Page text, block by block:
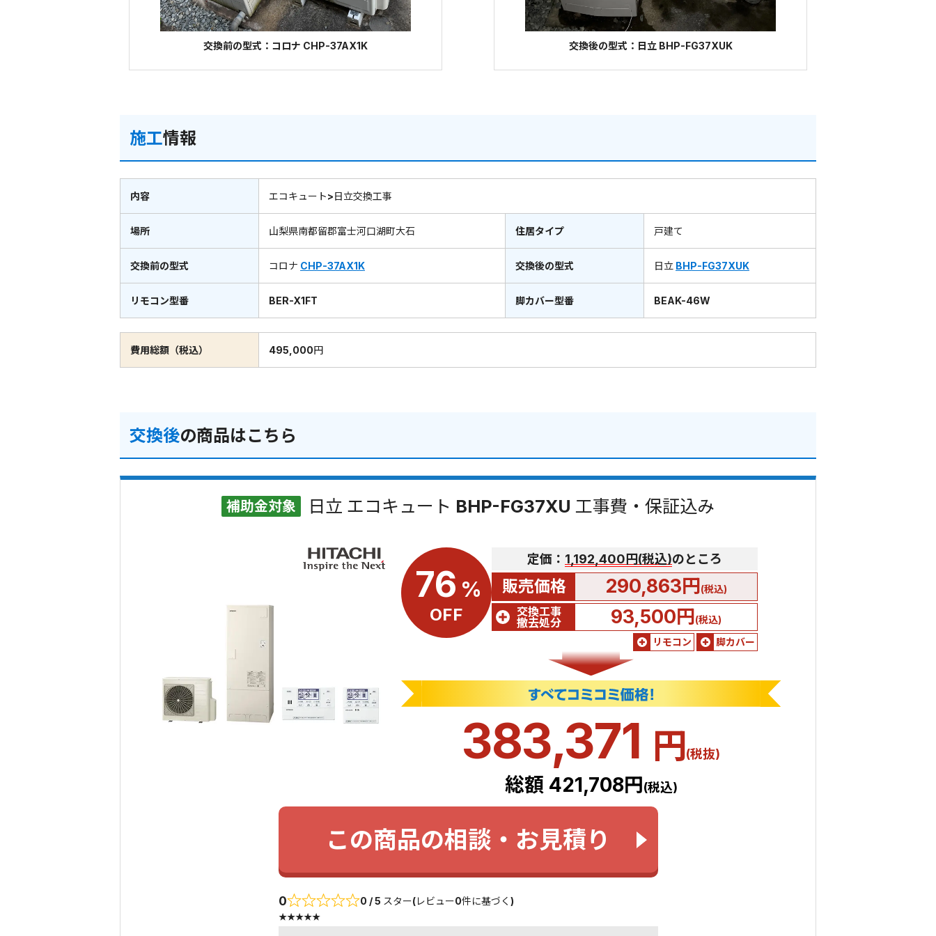
交換前の型式：コロナ CHP-37AX1K 交換後の型式：日立 BHP-FG37XUK
施工情報
内容 エコキュート>日立交換工事
場所 山梨県南都留郡富士河口湖町大石 住居タイプ 戸建て
交換前の型式 コロナ CHP-37AX1K 交換後の型式 日立 BHP-FG37XUK
リモコン型番 BER-X1FT 脚カバー型番 BEAK-46W
費用総額（税込） 495,000円
交換後の商品はこちら
補助金対象 日立 エコキュート BHP-FG37XU 工事費・保証込み
76 %
OFF
定価： 1,192,400円(税込)のところ
販売価格 290,863円(税込)
交換工事
撤去処分
93,500円(税込)
リモコン
脚カバー
383,371 円(税抜)
総額 421,708円(税込)
この商品の相談・お見積り
0 0 / 5 スター(レビュー0件に基づく)
★★★★★